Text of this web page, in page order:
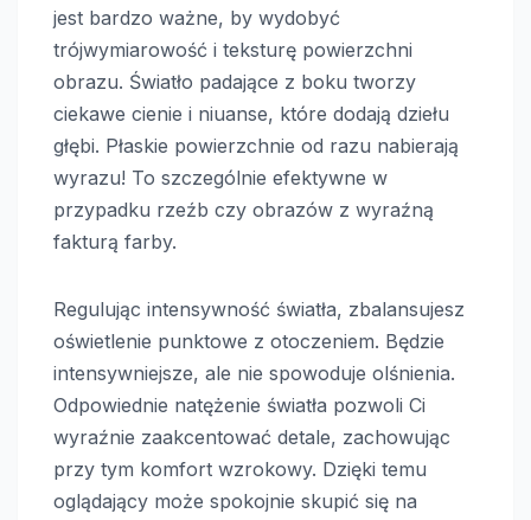
jest bardzo ważne, by wydobyć
trójwymiarowość i teksturę powierzchni
obrazu. Światło padające z boku tworzy
ciekawe cienie i niuanse, które dodają dziełu
głębi. Płaskie powierzchnie od razu nabierają
wyrazu! To szczególnie efektywne w
przypadku rzeźb czy obrazów z wyraźną
fakturą farby.
Regulując intensywność światła, zbalansujesz
oświetlenie punktowe z otoczeniem. Będzie
intensywniejsze, ale nie spowoduje olśnienia.
Odpowiednie natężenie światła pozwoli Ci
wyraźnie zaakcentować detale, zachowując
przy tym komfort wzrokowy. Dzięki temu
oglądający może spokojnie skupić się na